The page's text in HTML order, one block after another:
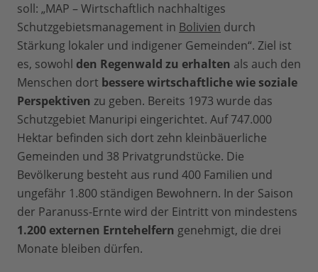
soll: „MAP – Wirtschaftlich nachhaltiges
Schutzgebietsmanagement in Bolivien durch
Stärkung lokaler und indigener Gemeinden“. Ziel ist
es, sowohl den Regenwald zu erhalten als auch den
Menschen dort bessere wirtschaftliche wie soziale
Perspektiven zu geben. Bereits 1973 wurde das
Schutzgebiet Manuripi eingerichtet. Auf 747.000
Hektar befinden sich dort zehn kleinbäuerliche
Gemeinden und 38 Privatgrundstücke. Die
Bevölkerung besteht aus rund 400 Familien und
ungefähr 1.800 ständigen Bewohnern. In der Saison
der Paranuss-Ernte wird der Eintritt von mindestens
1.200 externen Erntehelfern genehmigt, die drei
Monate bleiben dürfen.